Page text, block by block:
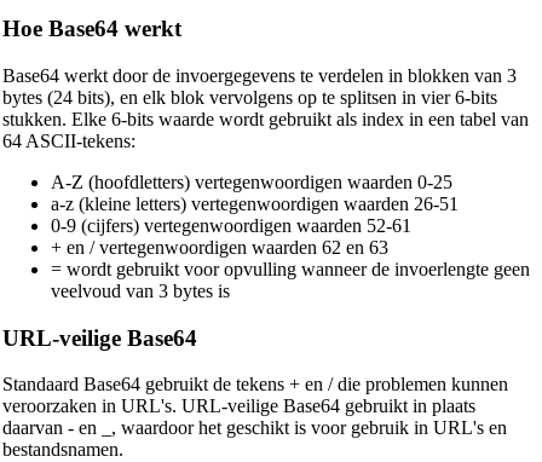
Hoe Base64 werkt
Base64 werkt door de invoergegevens te verdelen in blokken van 3
bytes (24 bits), en elk blok vervolgens op te splitsen in vier 6-bits
stukken. Elke 6-bits waarde wordt gebruikt als index in een tabel van
64 ASCII-tekens:
A-Z (hoofdletters) vertegenwoordigen waarden 0-25
a-z (kleine letters) vertegenwoordigen waarden 26-51
0-9 (cijfers) vertegenwoordigen waarden 52-61
+ en / vertegenwoordigen waarden 62 en 63
= wordt gebruikt voor opvulling wanneer de invoerlengte geen
veelvoud van 3 bytes is
URL-veilige Base64
Standaard Base64 gebruikt de tekens + en / die problemen kunnen
veroorzaken in URL's. URL-veilige Base64 gebruikt in plaats
daarvan - en _, waardoor het geschikt is voor gebruik in URL's en
bestandsnamen.